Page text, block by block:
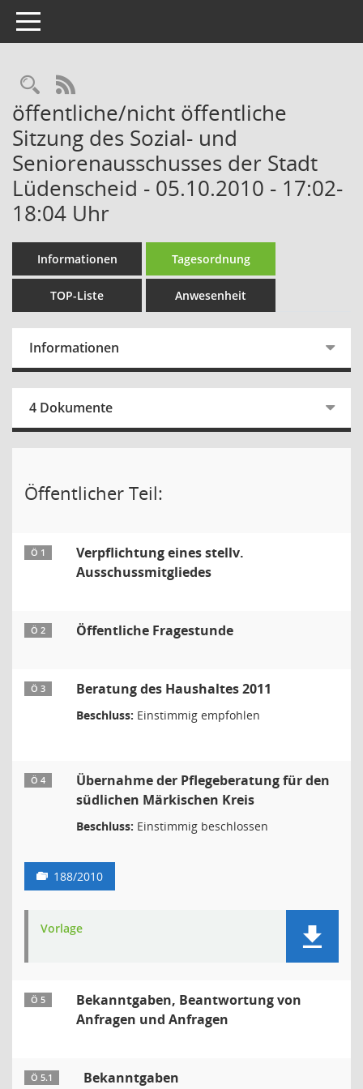
Toggle navigation
Rechercheauswahl
RSS-Feed
öffentliche/nicht öffentliche
Sitzung des Sozial- und
Seniorenausschusses der Stadt
Lüdenscheid - 05.10.2010 - 17:02-
18:04 Uhr
Informationen Tagesordnung
TOP-Liste Anwesenheit
Informationen
4 Dokumente
Öffentlicher Teil:
Ö 1
Verpflichtung eines stellv.
Ausschussmitgliedes
Ö 2 Öffentliche Fragestunde
Ö 3 Beratung des Haushaltes 2011
Beschluss: Einstimmig empfohlen
Ö 4
Übernahme der Pflegeberatung für den
südlichen Märkischen Kreis
Beschluss: Einstimmig beschlossen
188/2010
Vorlage
Ö 5
Bekanntgaben, Beantwortung von
Anfragen und Anfragen
Ö 5.1 Bekanntgaben